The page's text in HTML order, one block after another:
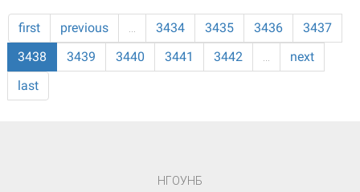
first previous … 3434 3435 3436
3437
3438
3439 3440 3441 3442 …
next
last
НГОУНБ